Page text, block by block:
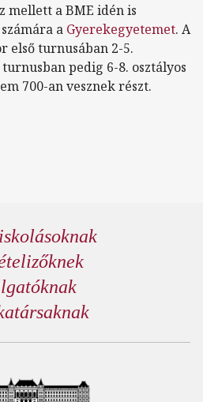
mellett a BME idén is
a Gyerekegyetemet. A
első turnusában 2-5.
pedig 6-8. osztályos
700-an vesznek részt.